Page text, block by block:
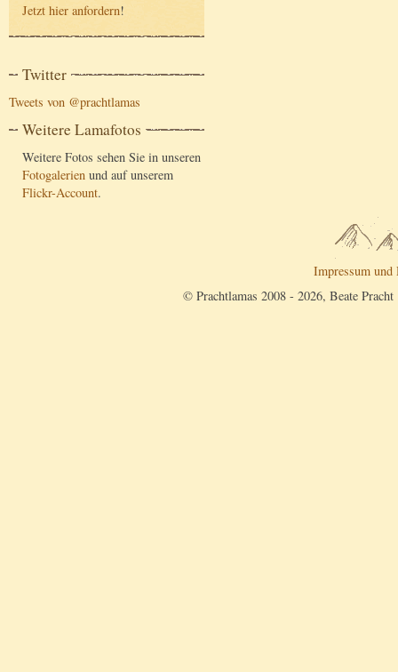
Jetzt hier anfordern!
Twitter
Tweets von @prachtlamas
Weitere Lamafotos
Weitere Fotos sehen Sie in unseren
Fotogalerien und auf unserem
Flickr-Account.
Impressum und
© Prachtlamas 2008 - 2026, Beate Pracht